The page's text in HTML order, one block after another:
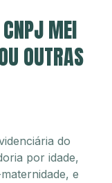
CNPJ MEI
OUTRAS
do
por idade,
e